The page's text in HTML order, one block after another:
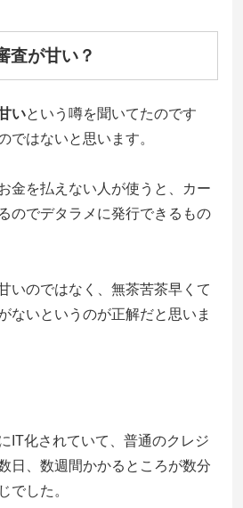
査が甘い？
いという噂を聞いてたのです
ではないと思います。
金を払えない人が使うと、カー
のでデタラメに発行できるもの
いのではなく、無茶苦茶早くて
ないというのが正解だと思いま
IT化されていて、普通のクレジ
日、数週間かかるところが数分
でした。